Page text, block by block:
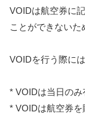
VOIDは航空券に
ことができないた
VOIDを行う際に
* VOIDは当日のみ
* VOIDは航空券